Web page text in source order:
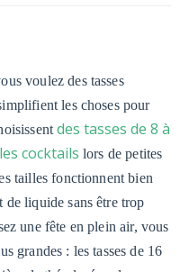
voulez des tasses
les choses pour
des tasses de 8 à
cocktails lors de petites
tailles fonctionnent bien
de liquide sans être trop
une fête en plein air, vous
grandes : les tasses de 16